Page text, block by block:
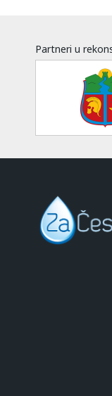
Partneri u